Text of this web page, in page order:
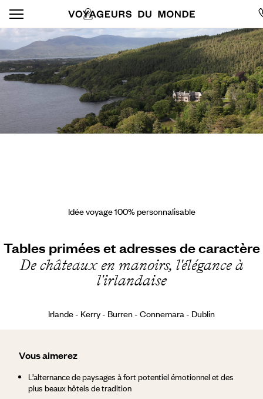
Idée voyage 100% personnalisable
Tables primées et adresses de caractère
De châteaux en manoirs, l'élégance à
l'irlandaise
Irlande - Kerry - Burren - Connemara - Dublin
Vous aimerez
L’alternance de paysages à fort potentiel émotionnel et des
plus beaux hôtels de tradition